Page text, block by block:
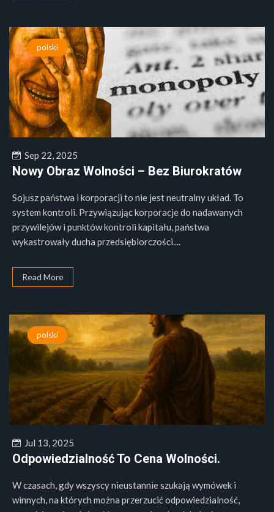
polski
Sep 22, 2025
Nowy Obraz Wolności – Bez Biurokratów
Sojusz państwa i korporacji to nie jest neutralny układ. To
system kontroli. Przywiązując korporacje do nadawanych
przywilejów i punktów kontroli kapitału, państwa
wykastrowały ducha przedsiębiorczości....
Read More
polski
Jul 13, 2025
Odpowiedzialność To Cena Wolności.
W czasach, gdy wszyscy nieustannie szukają wymówek i
winnych, na których można przerzucić odpowiedzialność,